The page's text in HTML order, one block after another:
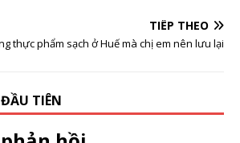
TIẾP THEO
thực phẩm sạch ở Huế mà chị em nên lưu lại
TIÊN